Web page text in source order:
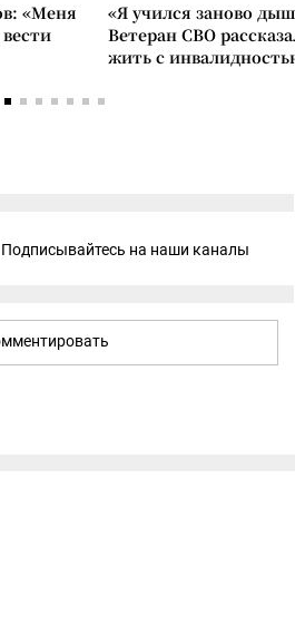
«Меня
«Я учился заново
Ветеран СВО
жить с
Подписывайтесь на наши каналы